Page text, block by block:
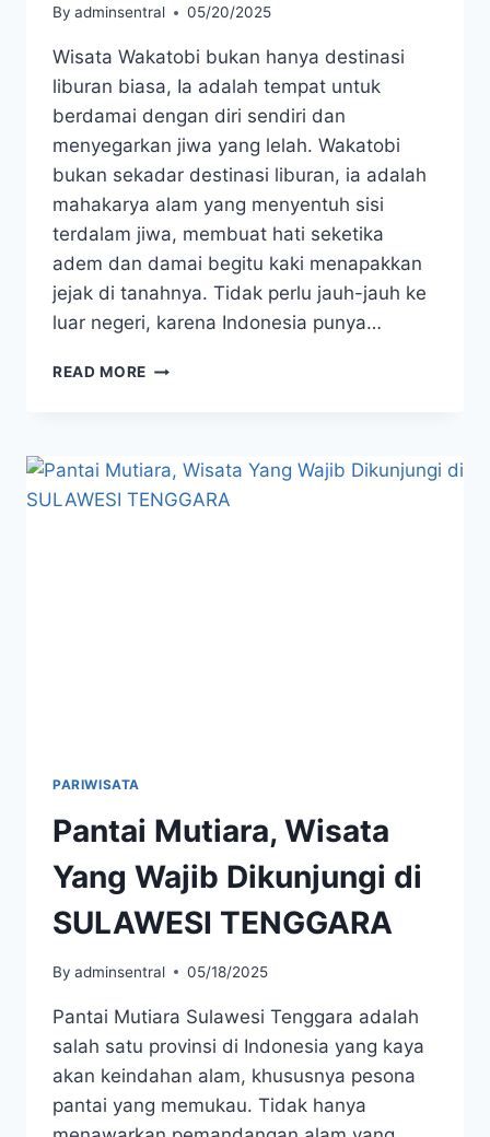
By adminsentral 05/20/2025
Wisata Wakatobi bukan hanya destinasi
liburan biasa, Ia adalah tempat untuk
berdamai dengan diri sendiri dan
menyegarkan jiwa yang lelah. Wakatobi
bukan sekadar destinasi liburan, ia adalah
mahakarya alam yang menyentuh sisi
terdalam jiwa, membuat hati seketika
adem dan damai begitu kaki menapakkan
jejak di tanahnya. Tidak perlu jauh-jauh ke
luar negeri, karena Indonesia punya…
READ MORE LIBURAN
TEMPAT
YANG
BIKIN
PARIWISATA
Pantai Mutiara, Wisata
Yang Wajib Dikunjungi di
SULAWESI TENGGARA
By adminsentral 05/18/2025
Pantai Mutiara Sulawesi Tenggara adalah
salah satu provinsi di Indonesia yang kaya
akan keindahan alam, khususnya pesona
pantai yang memukau. Tidak hanya